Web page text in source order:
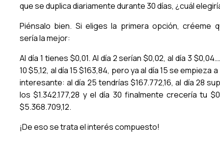
que se duplica diariamente durante 30 días, ¿cuál
Piénsalo bien. Si eliges la primera opción, créeme
sería la mejor:
Al día 1 tienes $0,01. Al día 2 serían $0,02, al día 3
10 $5,12, al día 15 $163,84, pero ya al día 15 se empieza
interesante: al día 25 tendrías $167.772,16, al día 28
los $1.342.177,28 y el día 30 finalmente crecería tu
$5.368.709,12.
¡De eso se trata el interés compuesto!